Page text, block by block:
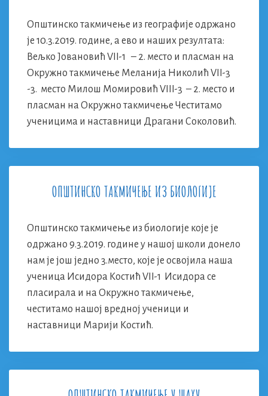
Општинско такмичење из географије одржано
је 10.3.2019. године, а ево и наших резултата:
Вељко Јовановић VII-1 – 2. место и пласман на
Окружно такмичење Меланија Николић VII-3
-3. место Милош Момировић VIII-3 – 2. место и
пласман на Окружно такмичење Честитамо
ученицима и наставници Драгани Соколовић.
ОПШТИНСКО ТАКМИЧЕЊЕ ИЗ БИОЛОГИЈЕ
Општинско такмичење из биологије које је
одржано 9.3.2019. године у нашој школи донело
нам је још једно 3.место, које је освојила наша
ученица Исидора Костић VII-1 Исидора се
пласирала и на Окружно такмичење,
честитамо нашој вредној ученици и
наставници Марији Костић.